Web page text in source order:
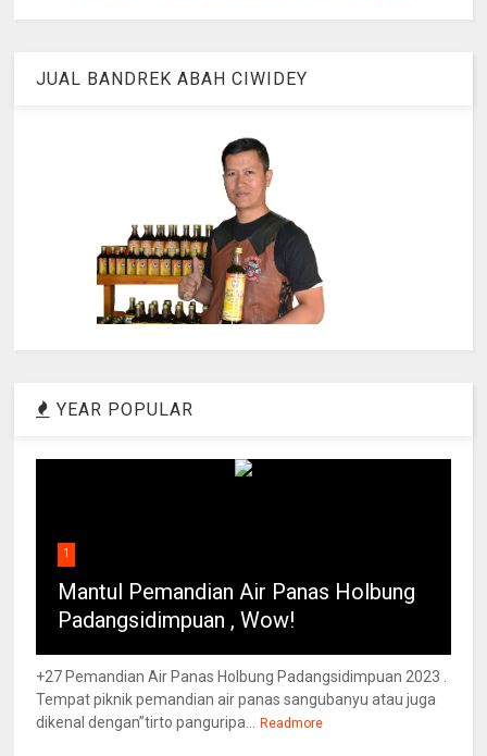
JUAL BANDREK ABAH CIWIDEY
YEAR POPULAR
1
Mantul Pemandian Air Panas Holbung
Padangsidimpuan , Wow!
+27 Pemandian Air Panas Holbung Padangsidimpuan 2023 .
Tempat piknik pemandian air panas sangubanyu atau juga
dikenal dengan”tirto panguripa...
Readmore